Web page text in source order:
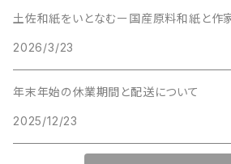
土佐和紙をいとなむー国産原料和紙と作
2026/3/23
年末年始の休業期間と配送について
2025/12/23